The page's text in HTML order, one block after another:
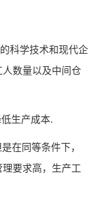
科学技术和现代企
数量以及中间仓
生产成本.
在同等条件下，
要求高，生产工